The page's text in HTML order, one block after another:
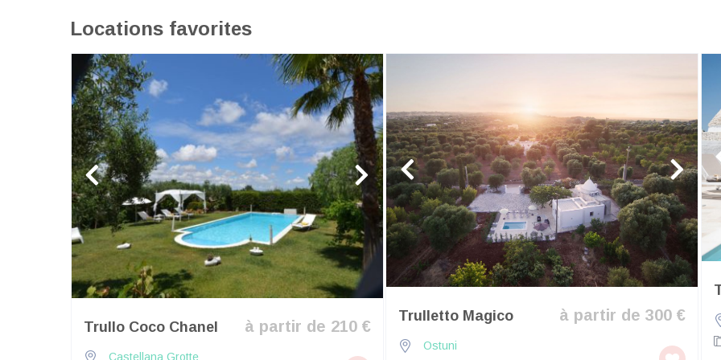
Locations favorites
à partir de 210 €
Trullo Coco Chanel
Castellana Grotte
à partir de 300 €
Trulletto Magico
Ostuni